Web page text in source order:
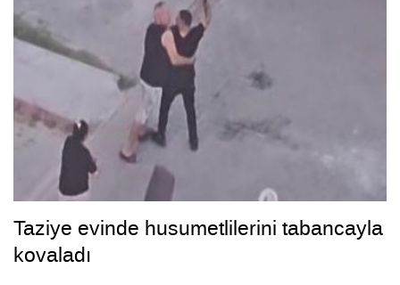
Taziye evinde husumetlilerini tabancayla
kovaladı